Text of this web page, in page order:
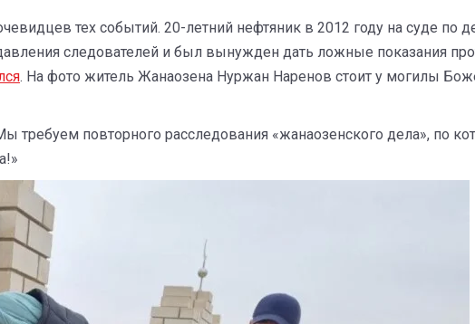
тех событий. 20-летний нефтяник в 2012 году на суде по
следователей и был вынужден дать ложные показания
. На фото житель Жанаозена Нуржан Наренов стоит у могилы
повторного расследования «жанаозенского дела», по